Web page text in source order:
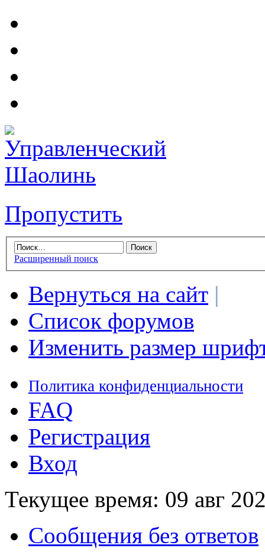
Пропустить
Расширенный поиск
Вернуться на сайт |
Список форумов
Изменить размер
Политика конфиденциальности
FAQ
Регистрация
Вход
Текущее время: 09 авг
Сообщения без ответов